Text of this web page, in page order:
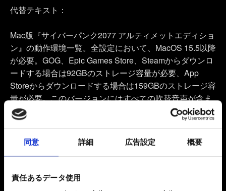
同意 詳細 広告設定 概要
責任あるデータ使用
代替テキスト：
Mac版『サイバーパンク2077 アルティメットエディショ
ン』の動作環境一覧。全設定において、MacOS 15.5以降
が必要。GOG、Epic Games Store、Steamからダウンロ
ードする場合は92GBのストレージ容量が必要、App
Storeからダウンロードする場合は159GBのストレージ容
量が必要。このバージョンにはすべての吹替音声が含ま
れています。最小動作環境はM1チップと16GBのRAMが
必要――解像度は1440×900または1600×900、ターゲッ
トFPSは30。推奨動作環境はM3 Proチップと18GBの
RAMが必要――解像度は1800×1125または1920×1080、
ターゲットFPSは60。ハ イフィデリティ設定はM2 Max
またはM3 Maxチップと32GBのRAMが必要――解像度は
1800×1125または1920×1080の解像度、ターゲットFPS